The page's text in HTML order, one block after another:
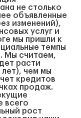
не столько
объявленные
изменений),
услуг и
мы пришли к
темпы
Мы считаем,
расти
лет), чем мы
кредитов
продаж.
всего
рост